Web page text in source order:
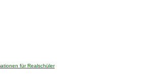
für Realschüler